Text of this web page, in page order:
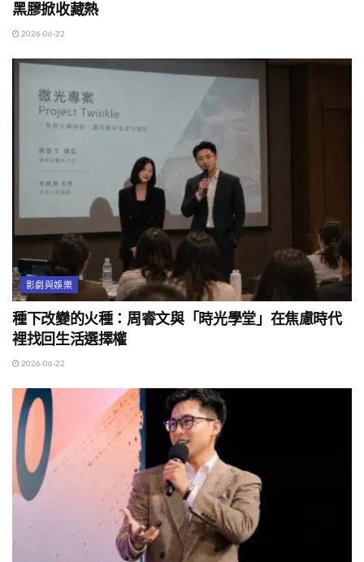
黑膠掀收藏熱
2026-06-22
影劇與娛樂
種下改變的火種：周睿文與「時光學堂」在焦慮時代
裡找回生活選擇權
2026-06-22